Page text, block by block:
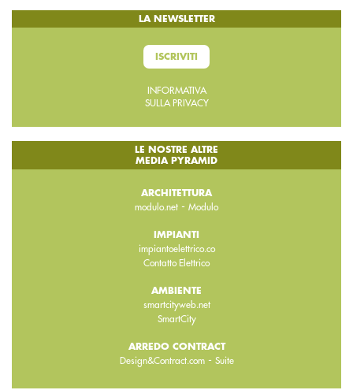
LA NEWSLETTER
ISCRIVITI
INFORMATIVA
SULLA PRIVACY
LE NOSTRE ALTRE
MEDIA PYRAMID
ARCHITETTURA
modulo.net - Modulo
IMPIANTI
impiantoelettrico.co
Contatto Elettrico
AMBIENTE
smartcityweb.net
SmartCity
ARREDO CONTRACT
Design&Contract.com- Suite